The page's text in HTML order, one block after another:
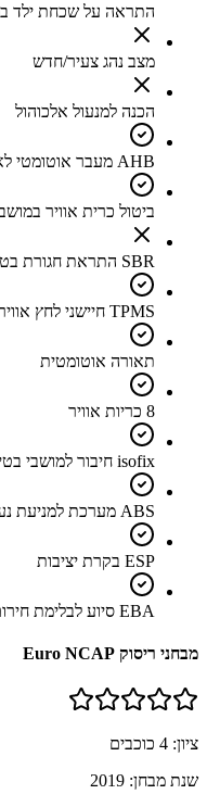
התראה על שכחת ילד
מצב נהג צעיר/חדש
הכנה למנעול אלכוהול
AHB מעבר אוטומטי לאורות גבוהים
ביטול כרית אוויר
SBR התראת חגורת בטיחות
TPMS חיישני לחץ אוויר
תאורה אוטומטית
8 כריות אוויר
isofix חיבור למושבי בטיחות לילדים
ABS מערכת למניעת נעילת גלגלים
ESP בקרת יציבות
EBA סיוע לבלימת חירום
מבחני ריסוק Euro NCAP
ציון: 4 כוכבים
שנת מבחן: 2019